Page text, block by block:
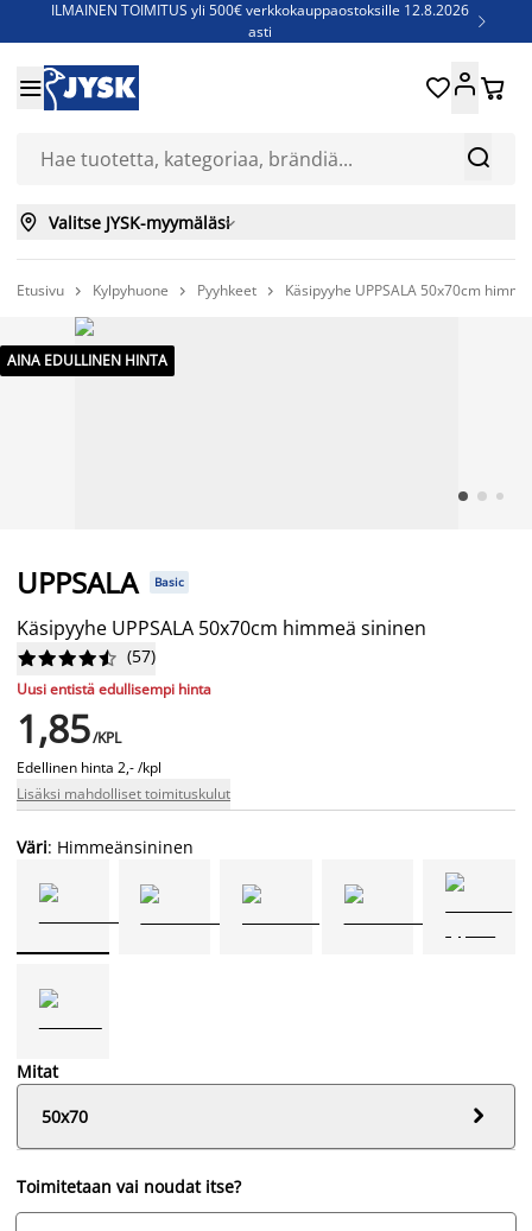
ILMAINEN TOIMITUS yli 500€ verkkokauppaostoksille 12.8.2026
asti

Jenkkisänkyjä - Säästä jopa 60%


 
 Valitse JYSK-myymäläsi
Etusivu  Kylpyhuone  Pyyhkeet  Käsipyyhe UPPSALA 50x70cm
AINA EDULLINEN HINTA
UPPSALA Basic
Käsipyyhe UPPSALA 50x70cm himmeä sininen





 (57)
Uusi entistä edullisempi hinta
1,85/KPL
Edellinen hinta 2,- /kpl
Lisäksi mahdolliset toimituskulut
Väri: Himmeänsininen
Mitat
50x70

Toimitetaan vai noudat itse?